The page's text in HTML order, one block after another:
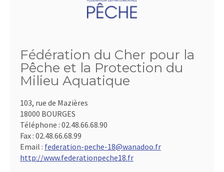
Fédération du Cher pour la
Pêche et la Protection du
Milieu Aquatique
103, rue de Mazières
18000 BOURGES
Téléphone : 02.48.66.68.90
Fax : 02.48.66.68.99
Email : federation-peche-18@wanadoo.fr
http://www.federationpeche18.fr